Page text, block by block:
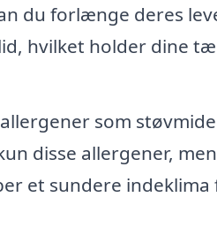
du forlænge deres
hvilket holder dine
som
disse allergener, men
et sundere indeklima